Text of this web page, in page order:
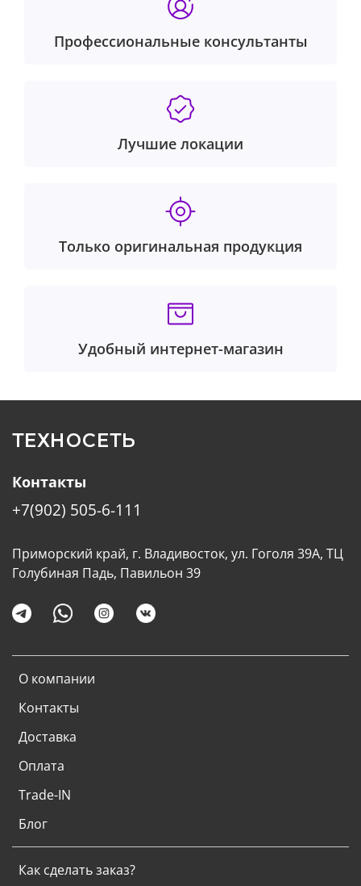
Профессиональные консультанты
Лучшие локации
Только оригинальная продукция
Удобный интернет-магазин
ТЕХНОСЕТЬ
О компании
Контакты
Доставка
Оплата
Trade-IN
Блог
Как сделать заказ?
Контакты
+7(902) 505-6-111
Приморский край, г. Владивосток, ул. Гоголя 39А, ТЦ
Голубиная Падь, Павильон 39